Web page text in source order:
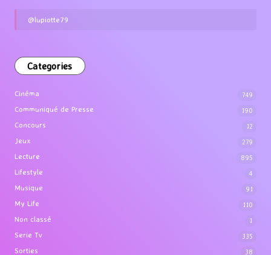
@lupiotte79
Categories
Cinéma 749
Communiqué de Presse 190
Concours 12
Jeux 279
Lecture 895
Lifestyle 4
Musique 91
My Life 110
Non classé 1
Serie Tv 335
Sorties 38